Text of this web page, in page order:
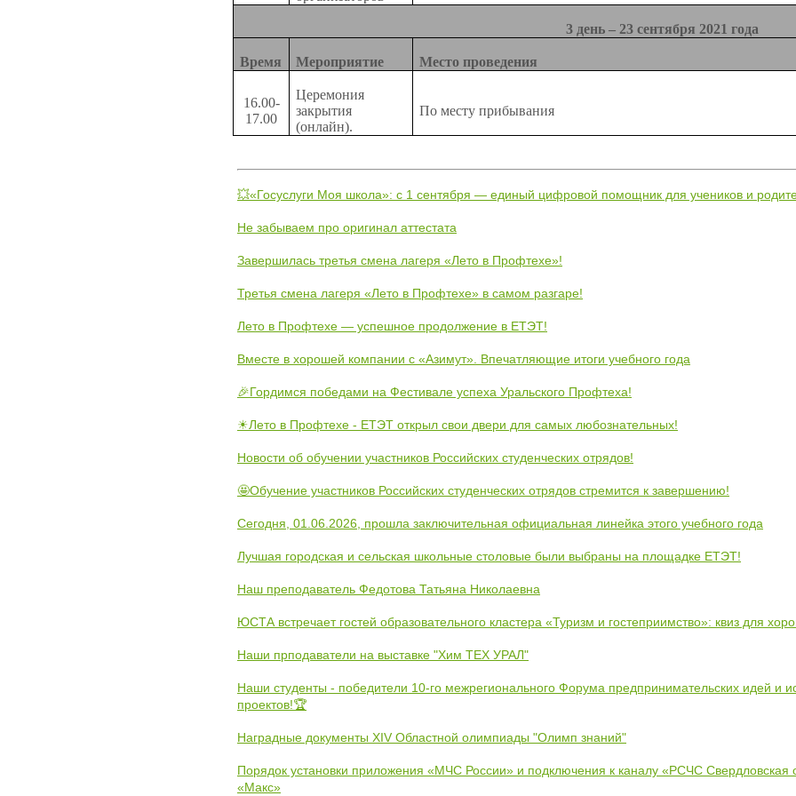
3 день – 23 сентября 2021 года
Время Мероприятие Место проведения
16.00-
17.00
Церемония
закрытия
(онлайн).
По месту прибывания
💥«Госуслуги Моя школа»: с 1 сентября — единый цифровой помощник для учеников и
Не забываем про оригинал аттестата
Завершилась третья смена лагеря «Лето в Профтехе»!
Третья смена лагеря «Лето в Профтехе» в самом разгаре!
Лето в Профтехе — успешное продолжение в ЕТЭТ!
Вместе в хорошей компании с «Азимут». Впечатляющие итоги учебного года
🎉Гордимся победами на Фестивале успеха Уральского Профтеха!
☀Лето в Профтехе - ЕТЭТ открыл свои двери для самых любознательных!
Новости об обучении участников Российских студенческих отрядов!
🤩Обучение участников Российских студенческих отрядов стремится к завершению!
Сегодня, 01.06.2026, прошла заключительная официальная линейка этого учебного года
Лучшая городская и сельская школьные столовые были выбраны на площадке ЕТЭТ!
Наш преподаватель Федотова Татьяна Николаевна
ЮСТА встречает гостей образовательного кластера «Туризм и гостеприимство»: квиз для
Наши прподаватели на выставке "Хим ТЕХ УРАЛ"
Наши студенты - победители 10-го межрегионального Форума предпринимательских идей и
проектов!🏆
Наградные документы XIV Областной олимпиады "Олимп знаний"
Порядок установки приложения «МЧС России» и подключения к каналу «РСЧС Свердловская
«Макс»